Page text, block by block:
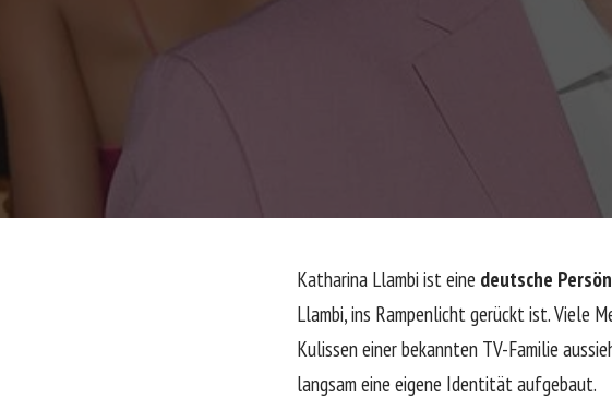
Katharina Llambi ist eine deutsche
Llambi, ins Rampenlicht gerückt ist. Viele
Kulissen einer bekannten TV-Familie
langsam eine eigene Identität aufgebaut.